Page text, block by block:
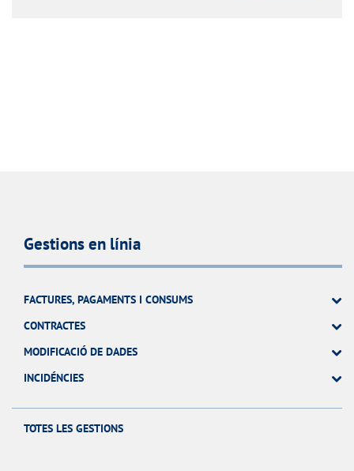
Gestions en línia
FACTURES, PAGAMENTS I CONSUMS
CONTRACTES
MODIFICACIÓ DE DADES
INCIDÉNCIES
TOTES LES GESTIONS